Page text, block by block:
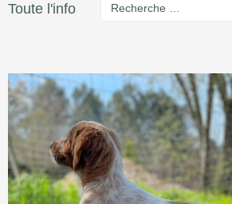
Toute l'info